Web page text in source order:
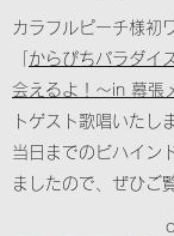
カラフルピーチ様初
からぴちパラダイ
会えるよ！〜in 幕張
トゲスト歌唱いたし
当日までのビハイン
ましたので、ぜひご